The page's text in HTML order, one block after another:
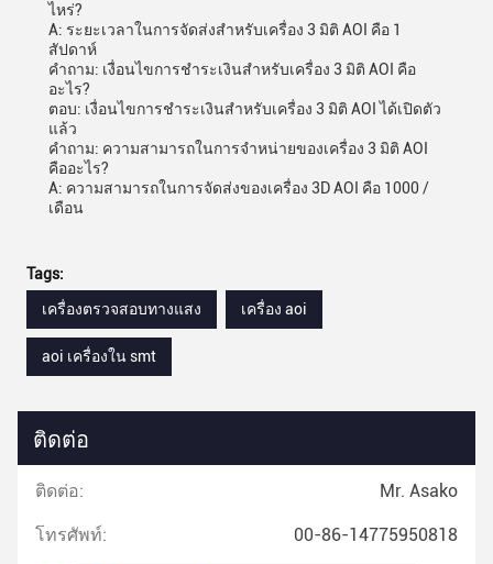
ไหร่?
A: ระยะเวลาในการจัดส่งสําหรับเครื่อง 3 มิติ AOI คือ 1
สัปดาห์
คําถาม: เงื่อนไขการชําระเงินสําหรับเครื่อง 3 มิติ AOI คือ
อะไร?
ตอบ: เงื่อนไขการชําระเงินสําหรับเครื่อง 3 มิติ AOI ได้เปิดตัว
แล้ว
คําถาม: ความสามารถในการจําหน่ายของเครื่อง 3 มิติ AOI
คืออะไร?
A: ความสามารถในการจัดส่งของเครื่อง 3D AOI คือ 1000 /
เดือน
Tags:
เครื่องตรวจสอบทางแสง
เครื่อง aoi
aoi เครื่องใน smt
ติดต่อ
ติดต่อ: Mr. Asako
โทรศัพท์: 00-86-14775950818